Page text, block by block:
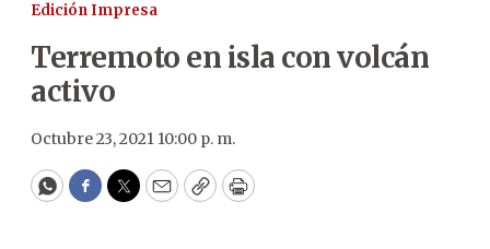
Edición Impresa
Terremoto en isla con volcán
activo
Octubre 23, 2021 10:00 p. m.
WhatsApp
Facebook
Twitter
EmailCopyPrint